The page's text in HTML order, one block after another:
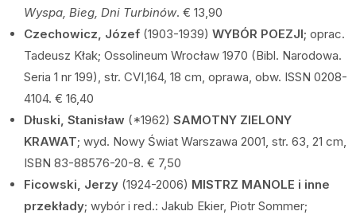
Wyspa, Bieg, Dni Turbinów. € 13,90
Czechowicz, Józef (1903-1939) WYBÓR POEZJI; oprac.
Tadeusz Kłak; Ossolineum Wrocław 1970 (Bibl. Narodowa.
Seria 1 nr 199), str. CVI,164, 18 cm, oprawa, obw. ISSN 0208-
4104. € 16,40
Dłuski, Stanisław (*1962) SAMOTNY ZIELONY
KRAWAT; wyd. Nowy Świat Warszawa 2001, str. 63, 21 cm,
ISBN 83-88576-20-8. € 7,50
Ficowski, Jerzy (1924-2006) MISTRZ MANOLE i inne
przekłady; wybór i red.: Jakub Ekier, Piotr Sommer;